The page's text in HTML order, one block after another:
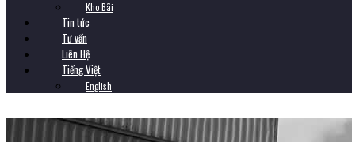
Kho Bãi
Tin tức
Tư vấn
Liên Hệ
Tiếng Việt
English